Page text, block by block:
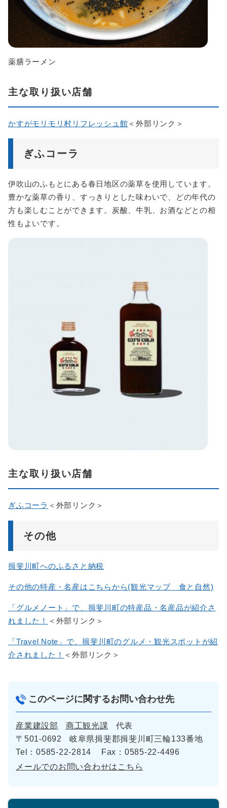
薬膳ラーメン
主な取り扱い店舗
かすがモリモリ村リフレッシュ館 ＜外部リンク＞
ぎふコーラ
伊吹山のふもとにある春日地区の薬草を使用しています。
豊かな薬草の香り、すっきりとした味わいで、どの年代の
方も楽しむことができます。炭酸、牛乳、お酒などとの相
性もよいです。
主な取り扱い店舗
ぎふコーラ ＜外部リンク＞
その他
揖斐川町へのふるさと納税
その他の特産・名産はこちらから(観光マップ 食と自然)
「グルメノート」で、揖斐川町の特産品・名産品が紹介さ
れました！
＜外部リンク＞
「Travel Note」で、揖斐川町のグルメ・観光スポットが紹
介されました！ ＜外部リンク＞
このページに関するお問い合わせ先
産業建設部 商工観光課
代表
〒501-0692
岐阜県揖斐郡揖斐川町三輪133番地
Tel：0585-22-2814
Fax：0585-22-4496
メールでのお問い合わせはこちら